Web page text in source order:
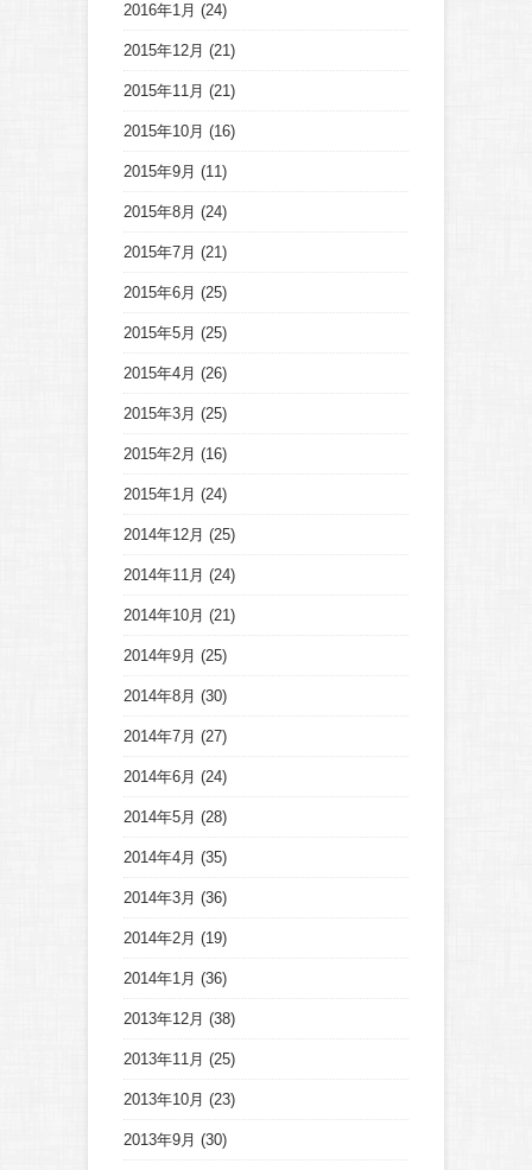
2016年1月 (24)
2015年12月 (21)
2015年11月 (21)
2015年10月 (16)
2015年9月 (11)
2015年8月 (24)
2015年7月 (21)
2015年6月 (25)
2015年5月 (25)
2015年4月 (26)
2015年3月 (25)
2015年2月 (16)
2015年1月 (24)
2014年12月 (25)
2014年11月 (24)
2014年10月 (21)
2014年9月 (25)
2014年8月 (30)
2014年7月 (27)
2014年6月 (24)
2014年5月 (28)
2014年4月 (35)
2014年3月 (36)
2014年2月 (19)
2014年1月 (36)
2013年12月 (38)
2013年11月 (25)
2013年10月 (23)
2013年9月 (30)